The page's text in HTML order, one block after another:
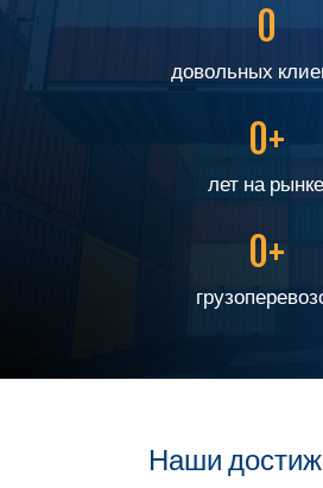
0
довольных
0+
лет на рынке
0+
Наши